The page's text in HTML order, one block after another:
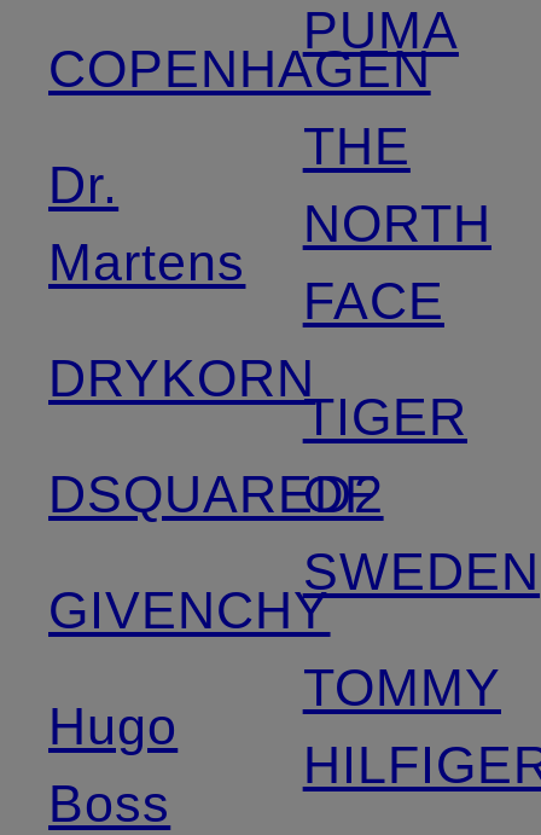
COPENHAGEN
Dr.
Martens
DRYKORN
DSQUARED2
GIVENCHY
Hugo
Boss
PUMA
THE
NORTH
FACE
TIGER
OF
SWEDEN
TOMMY